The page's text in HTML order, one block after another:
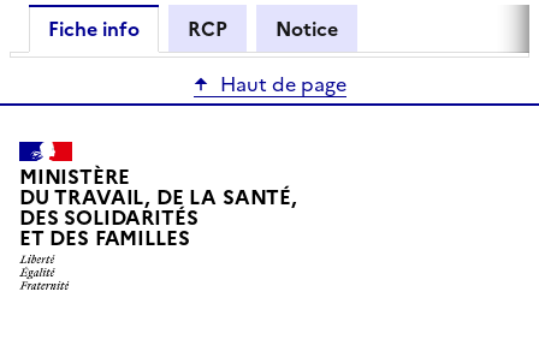
Fiche info RCP
Notice
Haut de page
MINISTÈRE
DU TRAVAIL, DE LA SANTÉ,
DES SOLIDARITÉS
ET DES FAMILLES